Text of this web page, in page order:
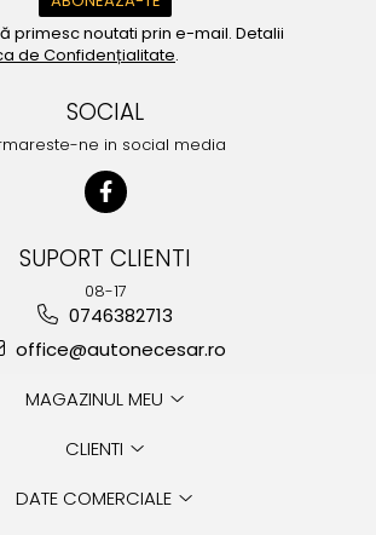
primesc noutati prin e-mail. Detalii
de Confidențialitate.
SOCIAL
ne in social media
SUPORT CLIENTI
08-17
0746382713
office@autonecesar.ro
MAGAZINUL MEU
CLIENTI
DATE COMERCIALE